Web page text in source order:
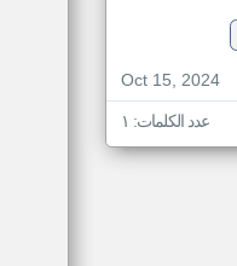
Oct 15, 2024
عدد الكلمات: ١